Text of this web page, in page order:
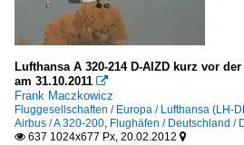
Lufthansa A 320-214 D-AIZD kurz vor
am 31.10.2011 
Frank Maczkowicz
Fluggesellschaften / Europa / Lufthansa (LH-
Airbus / A 320-200, Flughäfen / Deutschland /
 637 1024x677 Px, 20.02.2012 